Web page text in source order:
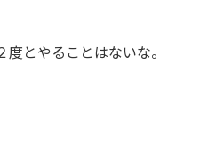
とやることはないな。